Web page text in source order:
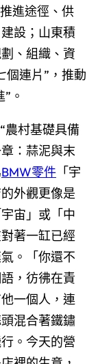
進途徑、供
設；山東積
、組織、資
個連片”，推動
。
農村基礎具備
：蒜泥與末
BMW零件 「宇
外觀更像是
宙」或「中
著一缸已經
。「你還不
，彷彿在責
一個人，連
混合著鐵鏽
。今天的營